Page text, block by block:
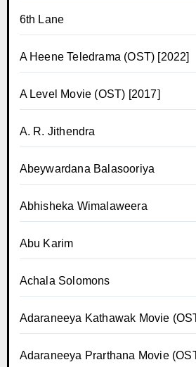
6th Lane
A Heene Teledrama (OST) [2022]
A Level Movie (OST) [2017]
A. R. Jithendra
Abeywardana Balasooriya
Abhisheka Wimalaweera
Abu Karim
Achala Solomons
Adaraneeya Kathawak Movie
Adaraneeya Prarthana Movie